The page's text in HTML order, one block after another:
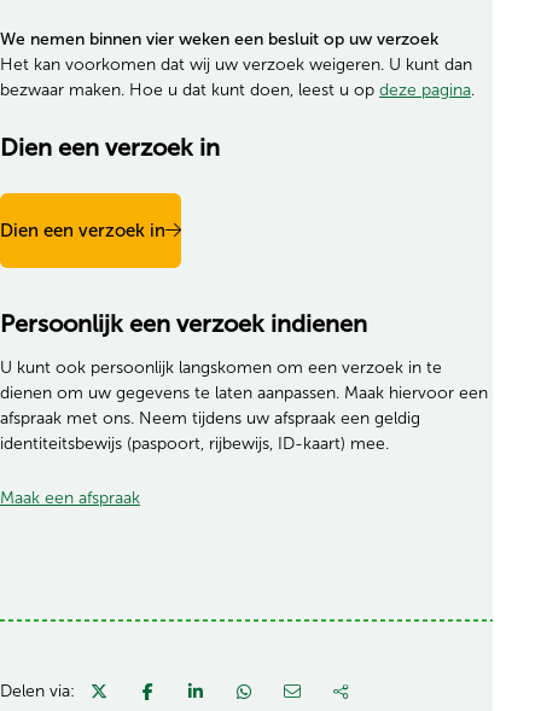
We nemen binnen vier weken een besluit op uw verzoek
Het kan voorkomen dat wij uw verzoek weigeren. U kunt dan
bezwaar maken. Hoe u dat kunt doen, leest u op deze pagina.
Dien een verzoek in
Dien een verzoek in
Persoonlijk een verzoek indienen
U kunt ook persoonlijk langskomen om een verzoek in te
dienen om uw gegevens te laten aanpassen. Maak hiervoor een
afspraak met ons. Neem tijdens uw afspraak een geldig
identiteitsbewijs (paspoort, rijbewijs, ID-kaart) mee.
Maak een afspraak
Delen via: